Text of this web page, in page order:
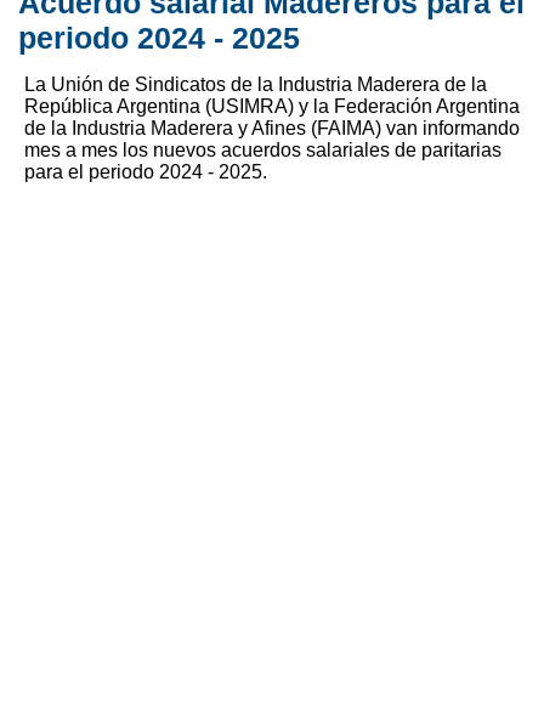
periodo 2024 - 2025
La Unión de Sindicatos de la Industria Maderera de la
República Argentina (USIMRA) y la Federación Argentina
de la Industria Maderera y Afines (FAIMA) van informando
mes a mes los nuevos acuerdos salariales de paritarias
para el periodo 2024 - 2025.